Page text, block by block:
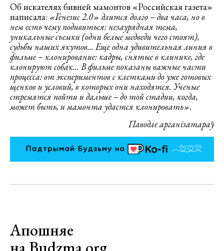
Об искателях бивней мамонтов «Российская газета»
написала: «Генезис 2.0» длится долго – два часа, но в
нем есть чему подивиться: незаурядная тема,
уникальные съемки (одни белые медведи чего стоят),
судьбы наших якутов… Еще одна удивительная линия в
фильме– клонирование: кадры, снятые в клинике, где
клонируют собак… В фильме показаны важные части
процесса: от экспериментов с клетками до уже готовых
щенков и условий, в которых они находятся. Ученые
стремятся пойти и дальше – до той стадии, когда,
может быть, и мамонта удастся клонировать».
Паводле арганізатараў
Апошняе